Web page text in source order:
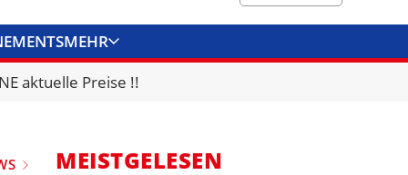
MEHR
KONTAKT
aktuelle Preise !!
MEISTGELESEN